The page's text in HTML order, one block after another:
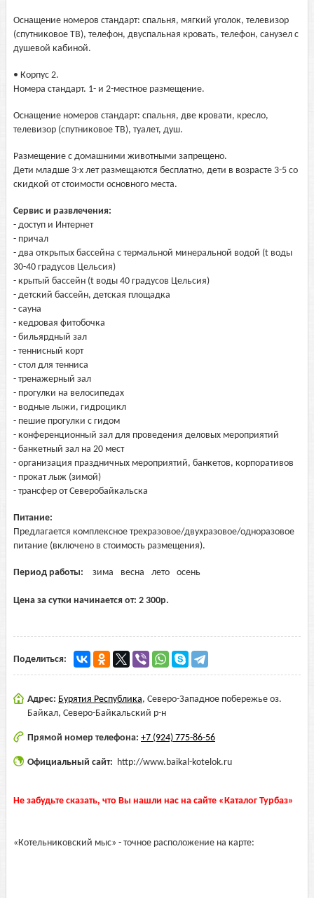
Оснащение номеров стандарт: спальня, мягкий уголок, телевизор
(спутниковое ТВ), телефон, двуспальная кровать, телефон, санузел с
душевой кабиной.
• Корпус 2.
Номера стандарт. 1- и 2-местное размещение.
Оснащение номеров стандарт: спальня, две кровати, кресло,
телевизор (спутниковое ТВ), туалет, душ.
Размещение с домашними животными запрещено.
Дети младше 3-х лет размещаются бесплатно, дети в возрасте 3-5 со
скидкой от стоимости основного места.
Сервис и развлечения:
- доступ и Интернет
- причал
- два открытых бассейна с термальной минеральной водой (t воды
30-40 градусов Цельсия)
- крытый бассейн (t воды 40 градусов Цельсия)
- детский бассейн, детская площадка
- сауна
- кедровая фитобочка
- бильярдный зал
- теннисный корт
- стол для тенниса
- тренажерный зал
- прогулки на велосипедах
- водные лыжи, гидроцикл
- пешие прогулки с гидом
- конференционный зал для проведения деловых мероприятий
- банкетный зал на 20 мест
- организация праздничных мероприятий, банкетов, корпоративов
- прокат лыж (зимой)
- трансфер от Северобайкальска
Питание:
Предлагается комплексное трехразовое/двухразовое/одноразовое
питание (включено в стоимость размещения).
Период работы: зима весна лето осень
Цена за сутки начинается от: 2 300р.
Поделиться:
Адрес: Бурятия Республика, Северо-Западное побережье оз.
Байкал, Северо-Байкальский р-н
Прямой номер телефона: +7 (924) 775-86-56
Официальный сайт: http://www.baikal-kotelok.ru
Не забудьте сказать, что Вы нашли нас на сайте «Каталог Турбаз»
«Котельниковский мыс» - точное расположение на карте: